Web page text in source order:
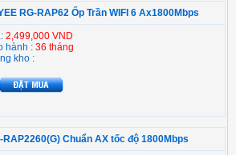
RG-RAP62 Ốp Trần WIFI 6 Ax1800Mbps
2,499,000 VND
hành : 36 tháng
kho :
Chuẩn AX tốc độ 1800Mbps